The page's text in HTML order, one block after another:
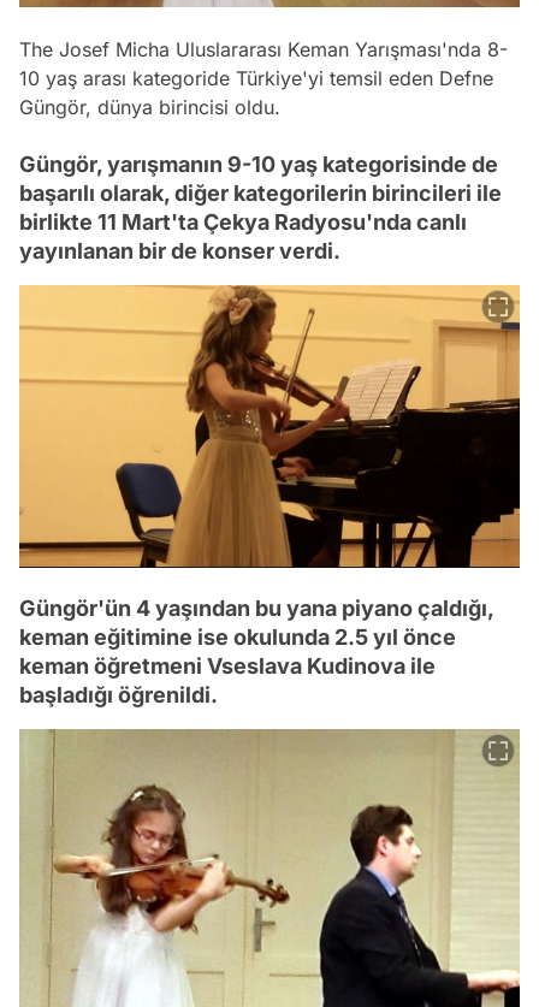
The Josef Micha Uluslararası Keman Yarışması'nda 8-
10 yaş arası kategoride Türkiye'yi temsil eden Defne
Güngör, dünya birincisi oldu.
Güngör, yarışmanın 9-10 yaş kategorisinde de
başarılı olarak, diğer kategorilerin birincileri ile
birlikte 11 Mart'ta Çekya Radyosu'nda canlı
yayınlanan bir de konser verdi.
Güngör'ün 4 yaşından bu yana piyano çaldığı,
keman eğitimine ise okulunda 2.5 yıl önce
keman öğretmeni Vseslava Kudinova ile
başladığı öğrenildi.